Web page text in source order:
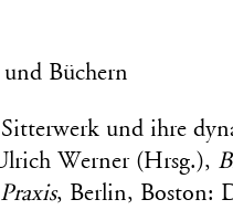
Büchern
und ihre
Werner (Hrsg.),
, Berlin, Boston: